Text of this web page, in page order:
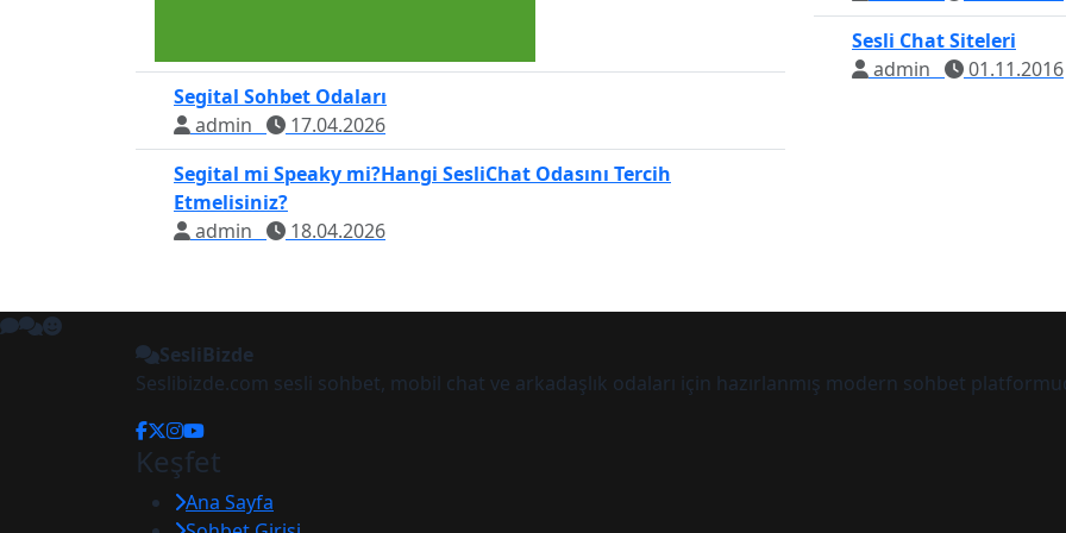
Segital Sohbet Odaları
admin
17.04.2026
Segital mi Speaky mi?Hangi SesliChat Odasını Tercih
Etmelisiniz?
admin
18.04.2026
Sesli Chat Siteleri
admin
01.11.2016
SesliBizde
Seslibizde.com sesli sohbet, mobil chat ve arkadaşlık odaları için hazırlanmış modern sohbet
Keşfet
Ana Sayfa